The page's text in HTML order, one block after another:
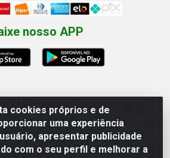
cookies próprios e de
uma experiência
apresentar publicidade
com o seu perfil e melhorar a
nosso APP
Eletricos - Av. Jorn. Assis
- Distrito Industrial, Campina
062 - CNPJ 12.110.462/0001-
40